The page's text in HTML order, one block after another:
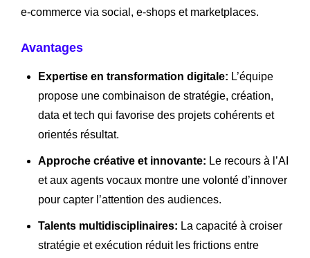
e-commerce via social, e-shops et marketplaces.
Avantages
Expertise en transformation digitale: L’équipe
propose une combinaison de stratégie, création,
data et tech qui favorise des projets cohérents et
orientés résultat.
Approche créative et innovante: Le recours à l’AI
et aux agents vocaux montre une volonté d’innover
pour capter l’attention des audiences.
Talents multidisciplinaires: La capacité à croiser
stratégie et exécution réduit les frictions entre